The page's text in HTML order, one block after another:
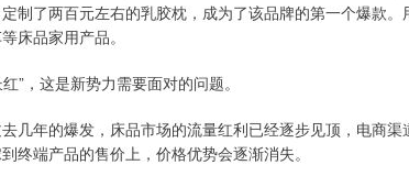
制了两百元左右的乳胶枕，成为了该品牌的第一个爆款
床品家用产品。
”，这是新势力需要面对的问题。
几年的爆发，床品市场的流量红利已经逐步见顶，电商渠
终端产品的售价上，价格优势会逐渐消失。